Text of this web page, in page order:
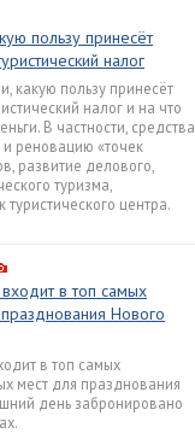
пользу принесёт
налог
какую пользу принесёт
налог и на что
В частности, средства
и реновацию «точек
развитие делового,
туризма,
центра.
в топ самых
Нового
в топ самых
мест для празднования
день забронировано